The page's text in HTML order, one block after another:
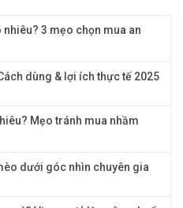
3 mẹo chọn mua an
dùng & lợi ích thực tế 2025
Mẹo tránh mua nhầm
dưới góc nhìn chuyên gia